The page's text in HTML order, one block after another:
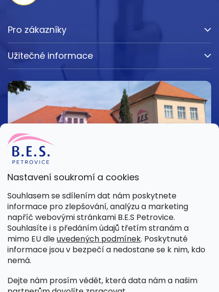
Nastavení soukromí a cookies
Souhlasem se sdílením dat nám poskytnete
informace pro zlepšování, analýzu a marketing
napříč webovými stránkami B.E.S Petrovice.
Souhlasíte i s předáním údajů třetím stranám a
mimo EU dleuvedených podmínek. Poskytnuté
informace jsou v bezpečí a nedostane se k nim, kdo
nemá.
Dejte nám prosím vědět, která data nám a našim
Pro zákazníky
Užitečné informace
Kamenná prodejna
Pondělí – Pátek 8:00 – 15:30
Petrovice 42, 262 55 Petrovice
Více informací